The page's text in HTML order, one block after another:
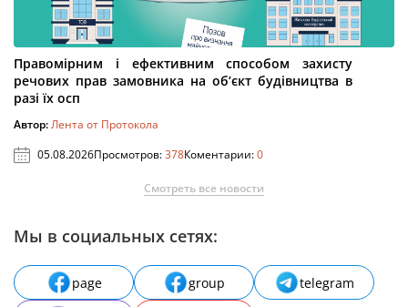
Правомірним і ефективним способом захисту
речових прав замовника на об’єкт будівництва в
разі їх осп
Автор:Лента от Протокола
05.08.2026Просмотров:378Коментарии:0
Смотреть все новости
Мы в социальных сетях:
page group
telegram